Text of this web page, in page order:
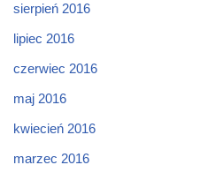
sierpień 2016
lipiec 2016
czerwiec 2016
maj 2016
kwiecień 2016
marzec 2016